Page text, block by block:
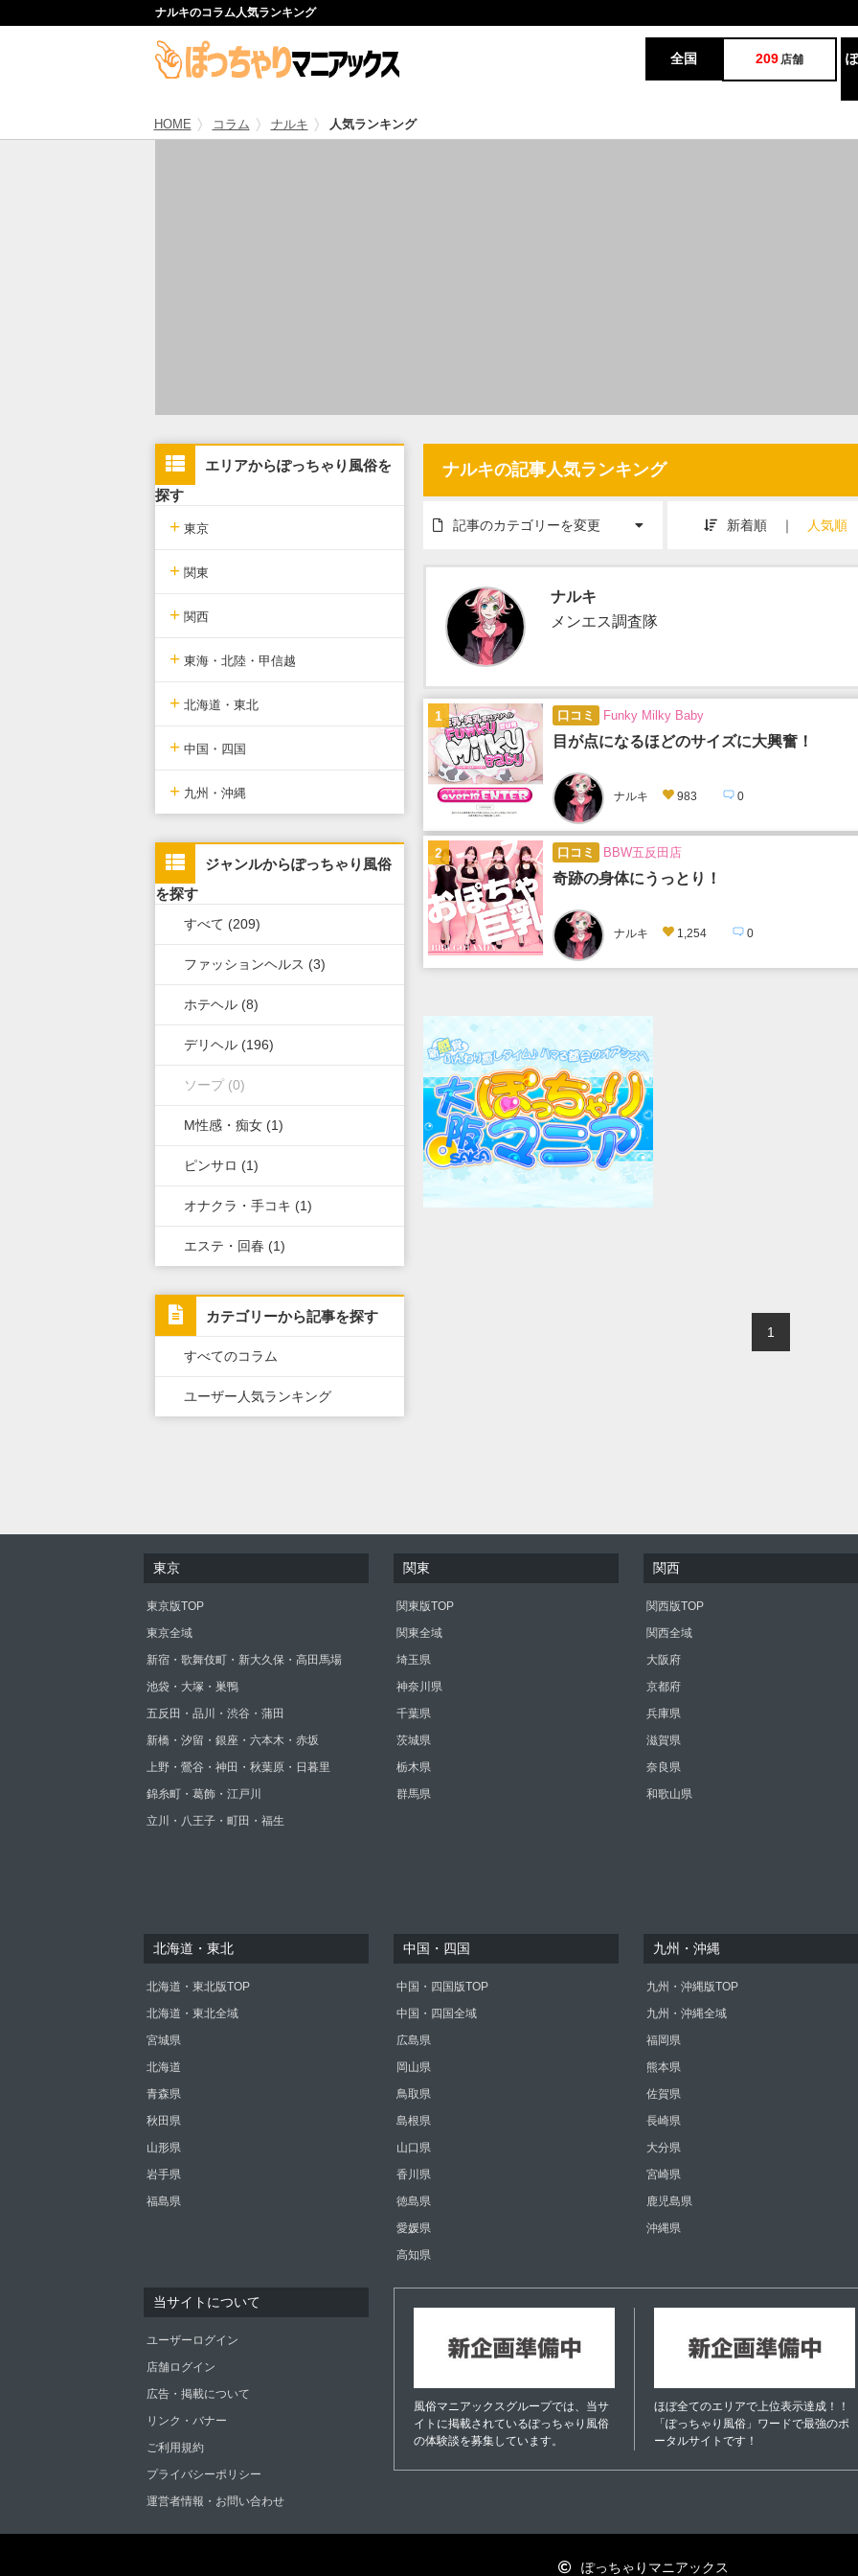
ナルキのコラム人気ランキング
全国 209 店舗
HOME コラム ナルキ 人気ランキング
エリアからぽっちゃり風俗を
探す
+ 東京
東京版TOP
東京全域
新宿・歌舞伎町・新大久保・高
新橋・汐留・銀座・六本木・赤
上野・鶯谷・神田・秋葉原・日
暮里
+ 関東
関東版TOP
関東全域
埼玉県
神奈川県
千葉県
群馬県
+ 関西
関西版TOP
関西全域
大阪府
京都府
奈良県
和歌山県
+ 東海・北陸・甲信越
東海・北陸・甲信越版TOP
東海・北陸・甲信越全域
愛知県
岐阜県
三重県
山梨県
長野県
+ 北海道・東北
北海道・東北版TOP
北海道・東北全域
青森県
秋田県
山形県
岩手県
+ 中国・四国
中国・四国版TOP
岡山県
鳥取県
島根県
山口県
+ 九州・沖縄
福岡県
熊本県
佐賀県
長崎県
ジャンルからぽっちゃり風俗
を探す
すべて (209)
ファッションヘルス (3)
ホテヘル (8)
デリヘル (196)
ソープ (0)
M性感・痴女 (1)
ピンサロ (1)
オナクラ・手コキ (1)
エステ・回春 (1)
カテゴリーから記事を探す
すべてのコラム
ユーザー人気ランキング
ナルキの記事人気ランキング
記事のカテゴリーを変更 新着順 ｜ 人気順
ナルキ
メンエス調査隊
1 口コミ Funky Milky Baby
目が点になるほどのサイズに大興奮！
ナルキ 983 0
2 口コミ BBW五反田店
奇跡の身体にうっとり！
ナルキ 1,254 0
1
東京
東京版TOP
東京全域
新宿・歌舞伎町・新大久保・高田馬場
池袋・大塚・巣鴨
五反田・品川・渋谷・蒲田
新橋・汐留・銀座・六本木・赤坂
上野・鶯谷・神田・秋葉原・日暮里
錦糸町・葛飾・江戸川
立川・八王子・町田・福生
関東
関東版TOP
関東全域
埼玉県
神奈川県
千葉県
茨城県
栃木県
群馬県
関西
関西版TOP
関西全域
大阪府
京都府
兵庫県
滋賀県
奈良県
和歌山県
北海道・東北
北海道・東北版TOP
北海道・東北全域
宮城県
北海道
青森県
秋田県
山形県
岩手県
福島県
中国・四国
中国・四国版TOP
中国・四国全域
広島県
岡山県
鳥取県
島根県
山口県
香川県
徳島県
愛媛県
高知県
九州・沖縄
九州・沖縄版TOP
九州・沖縄全域
福岡県
熊本県
佐賀県
長崎県
大分県
宮崎県
鹿児島県
沖縄県
当サイトについて
ユーザーログイン
店舗ログイン
広告・掲載について
リンク・バナー
ご利用規約
プライバシーポリシー
運営者情報・お問い合わせ
風俗マニアックスグループでは、当サ
イトに掲載されているぽっちゃり風俗
の体験談を募集しています。
ほぼ全てのエリアで上位表示達成！！
「ぽっちゃり風俗」ワードで最強のポ
ータルサイトです！
ぽっちゃりマニアックス